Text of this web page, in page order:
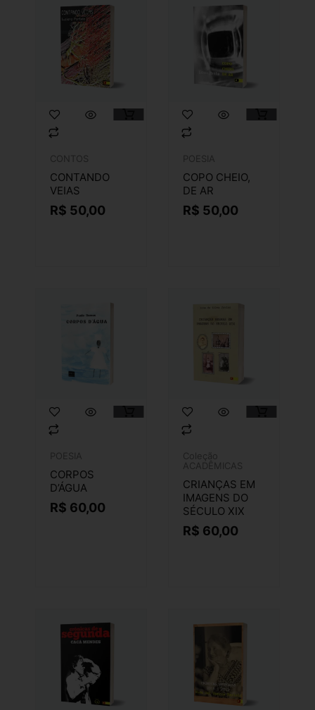
CONTOS
CONTANDO
VEIAS
R$ 50,00
POESIA
COPO CHEIO,
DE AR
R$ 50,00
POESIA
CORPOS
D’ÁGUA
R$ 60,00
Coleção
ACADÊMICAS
CRIANÇAS EM
IMAGENS DO
SÉCULO XIX
R$ 60,00